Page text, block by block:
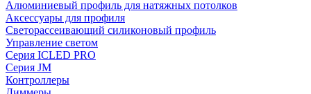
Алюминиевый профиль для натяжных потолков
Аксессуары для профиля
Светорассеивающий силиконовый профиль
Управление светом
Серия ICLED PRO
Серия JM
Контроллеры